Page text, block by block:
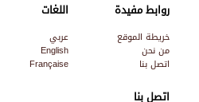
اتصل بنا
روابط مفيدة
خريطة الموقع
من نحن
اتصل بنا
اللغات
عربي
English
Française